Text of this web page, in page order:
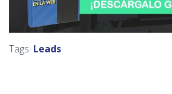
Tags: Leads